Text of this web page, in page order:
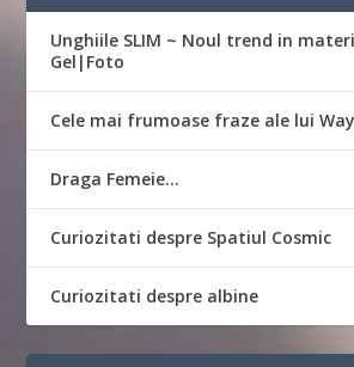
Unghiile SLIM ~ Noul trend in
Gel|Foto
Cele mai frumoase fraze ale lui
Draga Femeie…
Curiozitati despre Spatiul Cosmic
Curiozitati despre albine